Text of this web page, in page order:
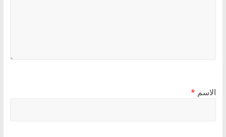
الاسم *